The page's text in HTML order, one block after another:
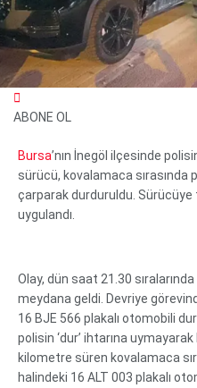
ABONE OL
Bursa’nın İnegöl ilçesinde
sürücü, kovalamaca sırasında
çarparak durduruldu.
uygulandı.
Olay, dün saat 21.30
meydana geldi. Devriye
16 BJE 566 plakalı otomobili
polisin ‘dur’ ihtarına
kilometre süren kovalamaca
halindeki 16 ALT 003 plakalı